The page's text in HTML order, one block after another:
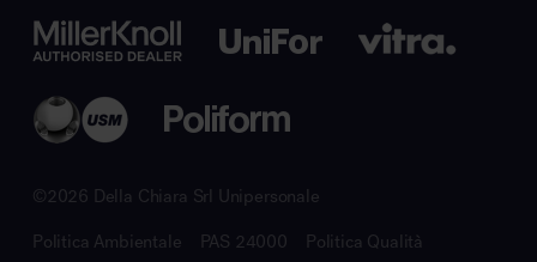
©2026 Della Chiara Srl Unipersonale
Politica Ambientale PAS 24000
Politica Qualità